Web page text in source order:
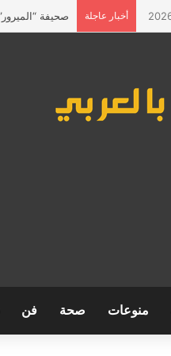
أخبار عاجلة صحيفة
منوعات صحة فن